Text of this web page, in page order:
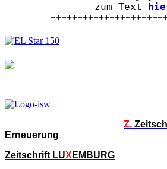
zum Text
Z.
Erneuerung
Zeitschrift LUX EMBURG